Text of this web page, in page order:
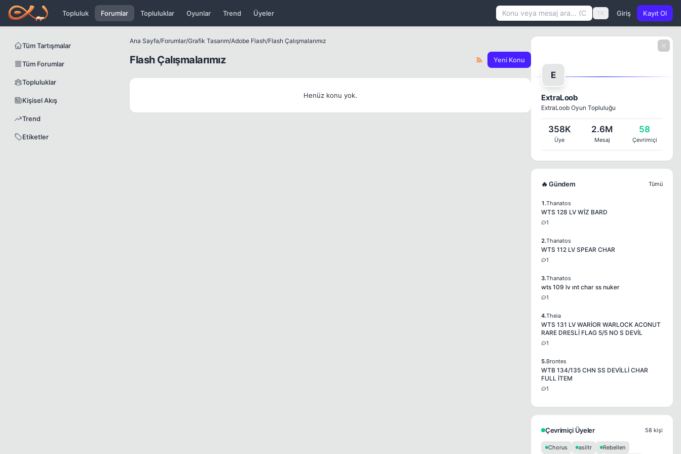
Icerige atla
Topluluk Forumlar Topluluklar Oyunlar Trend Üyeler TR Giriş Kayıt Ol
Tüm Tartışmalar
Tüm Forumlar
Topluluklar
Kişisel Akış
Trend
Etiketler
Ana Sayfa/Forumlar/Grafik Tasarım/Adobe Flash/Flash Çalışmalarımız
Flash Çalışmalarımız Yeni Konu
Henüz konu yok.
E
ExtraLoob
ExtraLoob Oyun Topluluğu
358K
Üye
2.6M
Mesaj
58
Çevrimiçi
🔥 Gündem Tümü
1.Thanatos
WTS 128 LV WİZ BARD
1
2.Thanatos
WTS 112 LV SPEAR CHAR
1
3.Thanatos
wts 109 lv ınt char ss nuker
1
4.Theia
WTS 131 LV WARİOR WARLOCK ACONUT
RARE DRESLİ FLAG 5/5 NO S DEVİL
1
5.Brontes
WTB 134/135 CHN SS DEVİLLİ CHAR
FULL İTEM
1
Çevrimiçi Üyeler 58 kişi
Chorus asiltr Rebellen